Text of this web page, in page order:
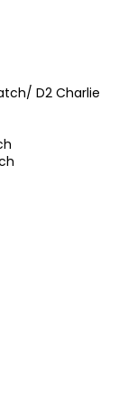
D2 Charlie